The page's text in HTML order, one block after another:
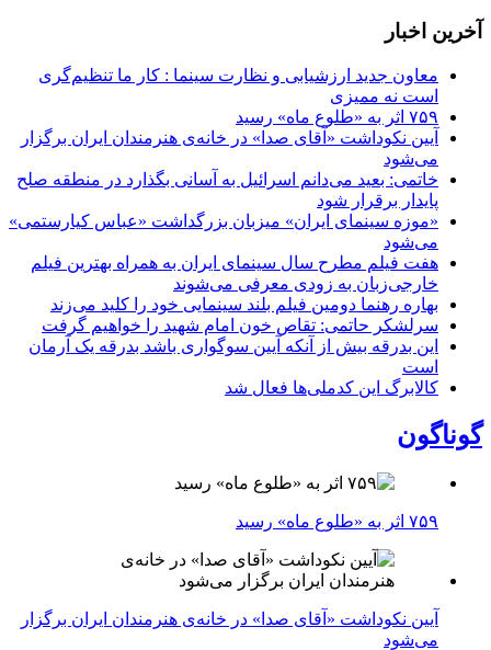
آخرین اخبار
معاون جدید ارزشیابی و نظارت سینما : کار ما تنظیم‌گری
است نه ممیزی
۷۵۹ اثر به «طلوع ماه» رسید
آیین نکوداشت «آقای صدا» در خانه‌ی هنرمندان ایران برگزار
می‌شود
خاتمی: بعید می‌دانم اسرائیل به آسانی بگذارد در منطقه صلح
پایدار برقرار شود
«موزه سینمای ایران» میزبان بزرگداشت «عباس کیارستمی»
می‌شود
هفت فیلم مطرح سال سینمای ایران به همراه بهترین فیلم
خارجی‌زبان به زودی معرفی می‌شوند
بهاره رهنما دومین فیلم بلند سینمایی خود را کلید می‌زند
سرلشکر حاتمی: تقاص خون امام شهید را خواهیم گرفت
این بدرقه بیش از آنکه آیین سوگواری باشد بدرقه یک آرمان
است
کالابرگ این کدملی‌ها فعال شد
گوناگون
۷۵۹ اثر به «طلوع ماه» رسید
آیین نکوداشت «آقای صدا» در خانه‌ی هنرمندان ایران برگزار
می‌شود